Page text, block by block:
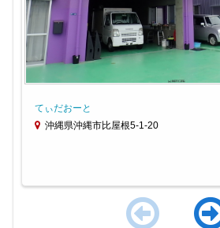
てぃだおーと
沖縄県沖縄市比屋根5-1-20